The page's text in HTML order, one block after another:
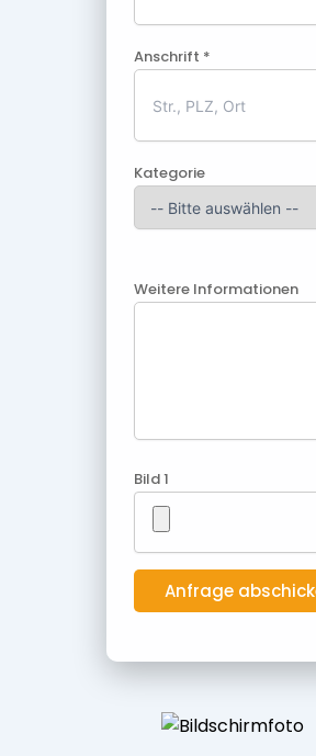
Anschrift *
Kategorie
Weitere Informationen
Bild 1